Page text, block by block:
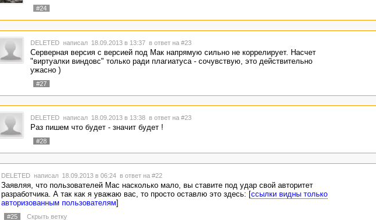
#24
DELETED написал 18.09.2013 в 13:37 в ответ на #23
Серверная версия с версией под Мак напрямую сильно не коррелирует. Насчет
"виртуалки виндовс" только ради плагиатуса - сочувствую, это действительно
ужасно )
#27
DELETED написал 18.09.2013 в 13:38 в ответ на #23
Раз пишем что будет - значит будет !
#28
DELETED написал 18.09.2013 в 06:24 в ответ на #22
Заявляя, что пользователей Mac насколько мало, вы ставите под удар свой авторитет
разработчика. А так как я уважаю вас, то просто оставлю это здесь: [ссылки видны только
авторизованным пользователям]
#25 Скрыть ветку